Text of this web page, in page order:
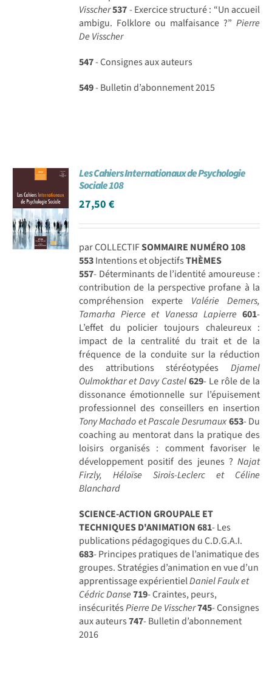
Visscher537- Exercice structuré : “Un accueil
ambigu. Folklore ou malfaisance ?” Pierre
De Visscher
547- Consignes aux auteurs
549- Bulletin d’abonnement 2015
Les Cahiers Internationaux de Psychologie
Sociale 108
27,50€
par COLLECTIFSOMMAIRE NUMÉRO 108
553Intentions et objectifsTHÈMES
557- Déterminants de l’identité amoureuse :
contribution de la perspective profane à la
compréhension experte Valérie Demers,
Tamarha Pierce et Vanessa Lapierre 601-
L’effet du policier toujours chaleureux :
impact de la centralité du trait et de la
fréquence de la conduite sur la réduction
des attributions stéréotypées Djamel
Oulmokthar et Davy Castel629- Le rôle de la
dissonance émotionnelle sur l’épuisement
professionnel des conseillers en insertion
Tony Machado et Pascale Desrumaux653- Du
coaching au mentorat dans la pratique des
loisirs organisés : comment favoriser le
développement positif des jeunes ? Najat
Firzly, Héloïse Sirois-Leclerc et Céline
Blanchard
SCIENCE-ACTION GROUPALE ET
TECHNIQUES D'ANIMATION681- Les
publications pédagogiques du C.D.G.A.I.
683- Principes pratiques de l’animatique des
groupes. Stratégies d’animation en vue d’un
apprentissage expérientielDaniel Faulx et
Cédric Danse719- Craintes, peurs,
insécuritésPierre De Visscher745- Consignes
aux auteurs747- Bulletin d’abonnement
2016